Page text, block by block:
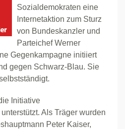
Sozialdemokraten eine
Internetaktion zum Sturz
von Bundeskanzler und
Parteichef Werner
Gegenkampagne initiiert
gegen Schwarz-Blau. Sie
Initiative
Als Träger wurden
Peter Kaiser,